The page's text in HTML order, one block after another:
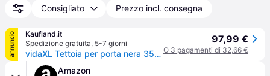
Consigliato Prezzo incl. consegna
annuncio
Kaufland.it
Spedizione gratuita, 5-7 giorni
vidaXL Tettoia per porta nera 350x100 cm in policarbonato
97,99 €
O 3 pagamenti di 32,66 €
Amazon